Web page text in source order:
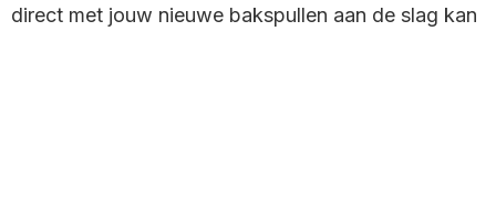
direct met jouw nieuwe bakspullen aan de slag kan